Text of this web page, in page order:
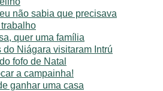
não sabia que precisava
quer uma família
Niágara visitaram Intrú
fofo de Natal
a campainha!
ganhar uma casa